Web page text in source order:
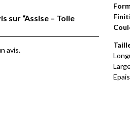
sur “Assise – Toile
avis.